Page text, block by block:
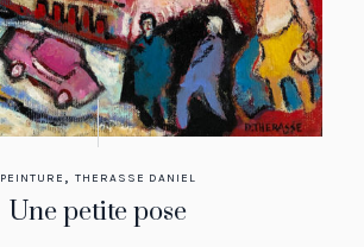
PEINTURE , THERASSE DANIEL
Une petite pose